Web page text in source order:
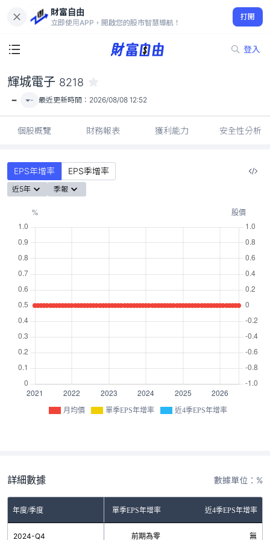
財富自由
立即使用APP，開啟您的股市智慧導航！
打開
登入
-
輝城電子 8218
- - 最近更新時間： 2026/08/08 12:52
個股概覽 財務報表 獲利能力 安全性分析
EPS年增率 EPS季增率
近5年 季報
月均價 單季EPS年增率 近4季EPS年增率
詳細數據 數據單位：%
年度/季度 單季EPS年增率 近4季EPS年增率
2024-Q4 前期為零 無